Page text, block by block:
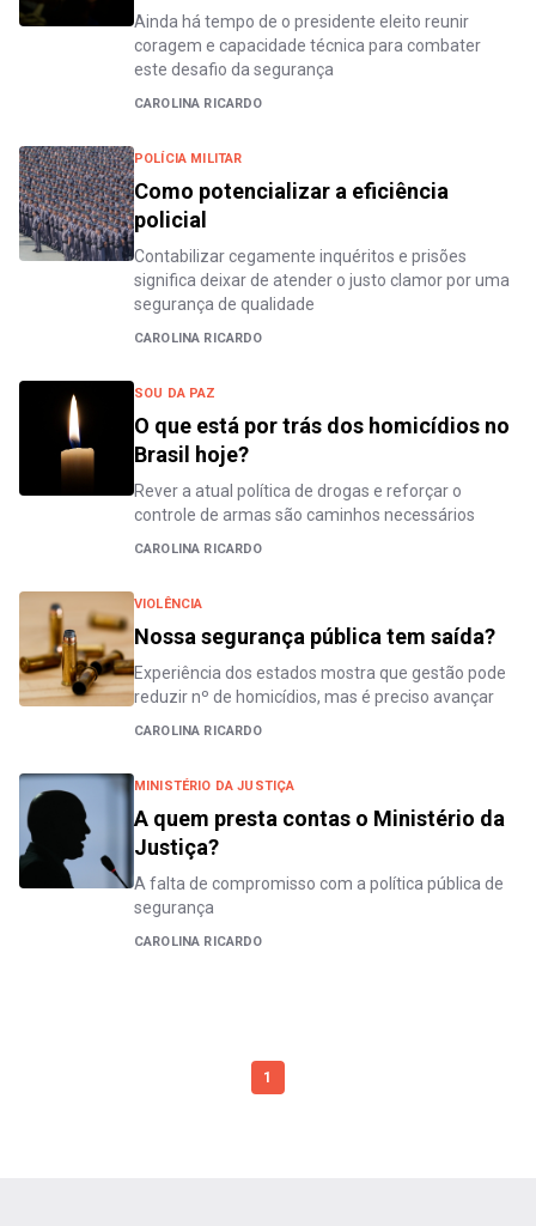
Ainda há tempo de o presidente eleito reunir
coragem e capacidade técnica para combater
este desafio da segurança
CAROLINA RICARDO
POLÍCIA MILITAR
Como potencializar a eficiência
policial
Contabilizar cegamente inquéritos e prisões
significa deixar de atender o justo clamor por uma
segurança de qualidade
CAROLINA RICARDO
SOU DA PAZ
O que está por trás dos homicídios no
Brasil hoje?
Rever a atual política de drogas e reforçar o
controle de armas são caminhos necessários
CAROLINA RICARDO
VIOLÊNCIA
Nossa segurança pública tem saída?
Experiência dos estados mostra que gestão pode
reduzir nº de homicídios, mas é preciso avançar
CAROLINA RICARDO
MINISTÉRIO DA JUSTIÇA
A quem presta contas o Ministério da
Justiça?
A falta de compromisso com a política pública de
segurança
CAROLINA RICARDO
1